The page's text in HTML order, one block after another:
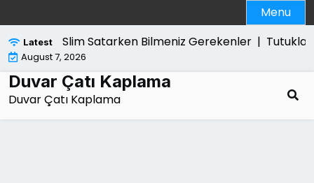
to
content
Menu
Latest
Ps5 Slim Satarken Bilmeniz Gerekenler |
August 7, 2026
Duvar Çatı Kaplama
Duvar Çatı Kaplama